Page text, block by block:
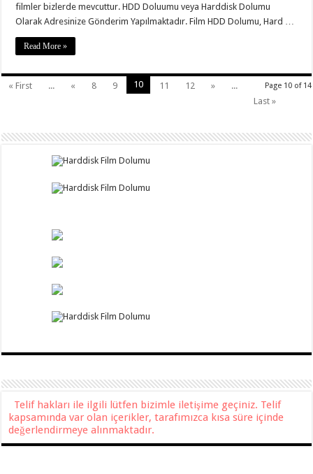
filmler bizlerde mevcuttur. HDD Doluumu veya Harddisk Dolumu
Olarak Adresinize Gönderim Yapılmaktadır. Film HDD Dolumu, Hard …
Read More »
Page 10 of 14
« First ... « 8 9 10 11 12 »
...
Last »
Telif hakları ile ilgili lütfen bizimle iletişime geçiniz. Telif
kapsamında var olan içerikler, tarafımızca kısa süre içinde
değerlendirmeye alınmaktadır.